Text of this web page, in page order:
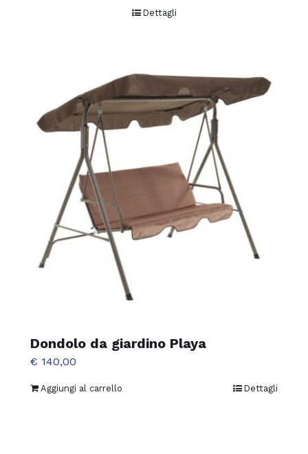
Dettagli
Dondolo da giardino Playa
€ 140,00
Aggiungi al carrello Dettagli